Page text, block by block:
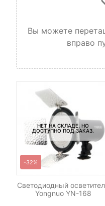
Вы можете
вправо
НЕТ НА СКЛАДЕ, НО
ДОСТУПНО ПОД ЗАКАЗ.
-32%
Светодиодный
Yongnuo YN-168